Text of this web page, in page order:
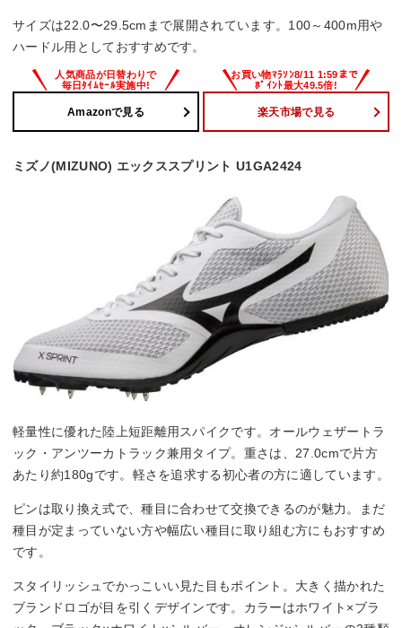
サイズは22.0〜29.5cmまで展開されています。100～400m用や
ハードル用としておすすめです。
Amazonで見る 楽天市場で見る
ミズノ(MIZUNO) エックススプリント U1GA2424
軽量性に優れた陸上短距離用スパイクです。オールウェザートラ
ック・アンツーカトラック兼用タイプ。重さは、27.0cmで片方
あたり約180gです。軽さを追求する初心者の方に適しています。
ピンは取り換え式で、種目に合わせて交換できるのが魅力。まだ
種目が定まっていない方や幅広い種目に取り組む方にもおすすめ
です。
スタイリッシュでかっこいい見た目もポイント。大きく描かれた
ブランドロゴが目を引くデザインです。カラーはホワイト×ブラ